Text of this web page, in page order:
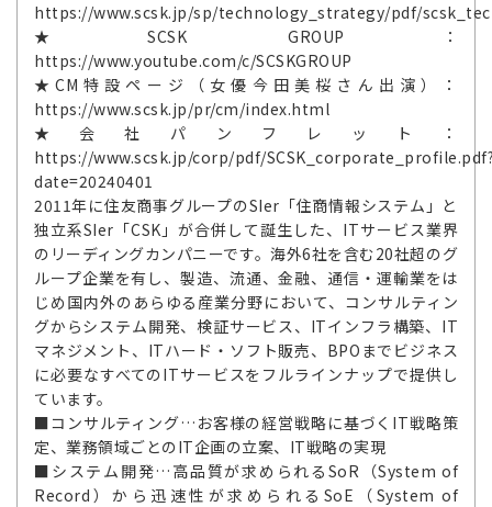
https://www.scsk.jp/sp/technology_strategy/pdf/
★SCSK GROUP：
https://www.youtube.com/c/SCSKGROUP
★CM特設ページ（女優今田美桜さん出演）：
https://www.scsk.jp/pr/cm/index.html
★会社パンフレット：
https://www.scsk.jp/corp/pdf/
date=20240401
2011年に住友商事グループのSIer「住商情報システム」と
独立系SIer「CSK」が合併して誕生した、ITサービス業界
のリーディングカンパニーです。海外6社を含む20社超のグ
ループ企業を有し、製造、流通、金融、通信・運輸業をは
じめ国内外のあらゆる産業分野において、コンサルティン
グからシステム開発、検証サービス、ITインフラ構築、IT
マネジメント、ITハード・ソフト販売、BPOまでビジネス
に必要なすべてのITサービスをフルラインナップで提供し
ています。
■コンサルティング…お客様の経営戦略に基づくIT戦略策
定、業務領域ごとのIT企画の立案、IT戦略の実現
■システム開発…高品質が求められるSoR（System of
Record）から迅速性が求められるSoE（System of